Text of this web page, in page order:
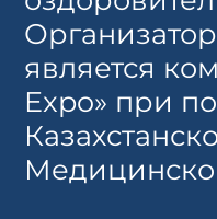
является
Expo» при